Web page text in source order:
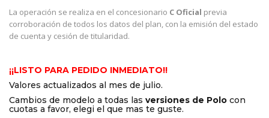
La operación se realiza en el concesionario C Oficial previa
corroboración de todos los datos del plan, con la emisión del estado
de cuenta y cesión de titularidad.
¡¡LISTO PARA PEDIDO INMEDIATO!!
Valores actualizados al mes de julio.
Cambios de modelo a todas las versiones de Polo con
cuotas a favor, elegi el que mas te guste.